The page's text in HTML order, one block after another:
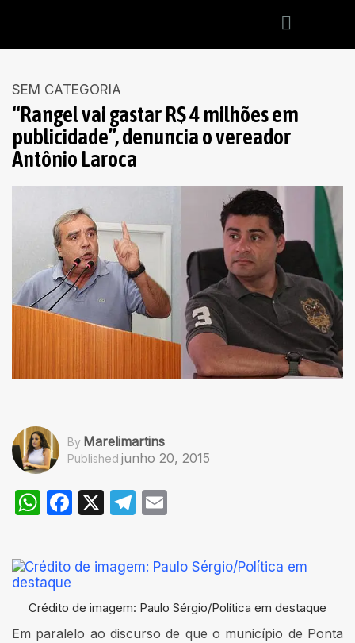
SEM CATEGORIA
“Rangel vai gastar R$ 4 milhões em
publicidade”, denuncia o vereador
Antônio Laroca
By Marelimartins
Published junho 20, 2015
WhatsApp
Facebook
X Telegram
Crédito de imagem: Paulo Sérgio/Política em destaque
Em paralelo ao discurso de que o município de Ponta